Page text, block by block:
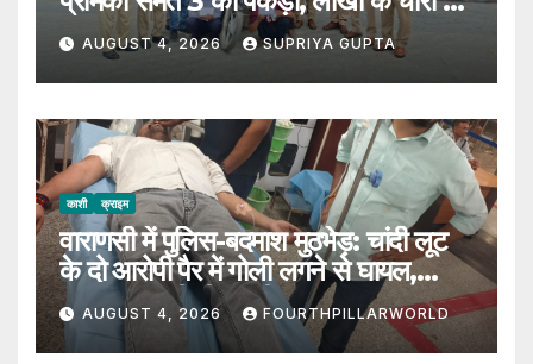
सामान बरामद
AUGUST 4, 2026 SUPRIYA GUPTA
काशी क्राइम
वाराणसी में पुलिस-बदमाश मुठभेड़: चांदी लूट
के दो आरोपी पैर में गोली लगने से घायल,
SOG प्रभारी भी जख्मी
AUGUST 4, 2026 FOURTHPILLARWORLD